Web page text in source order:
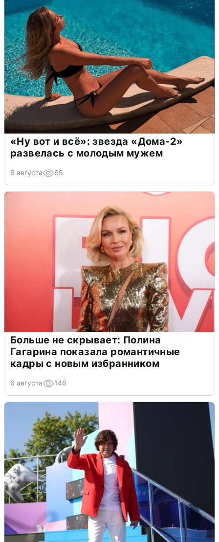
«Ну вот и всё»: звезда «Дома-2»
развелась с молодым мужем
6 августа 65
Больше не скрывает: Полина
Гагарина показала романтичные
кадры с новым избранником
6 августа 146